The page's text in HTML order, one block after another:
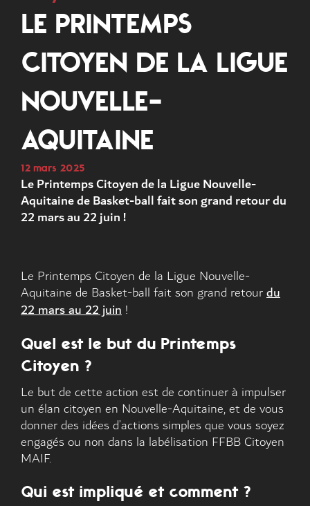
LE PRINTEMPS
CITOYEN DE LA LIGUE
NOUVELLE-
AQUITAINE
12 mars 2025
Le Printemps Citoyen de la Ligue Nouvelle-
Aquitaine de Basket-ball fait son grand retour du
22 mars au 22 juin !
Le Printemps Citoyen de la Ligue Nouvelle-
Aquitaine de Basket-ball fait son grand retourdu
22 mars au 22 juin !
Quel est le but du Printemps
Citoyen ?
Le but de cette action est de continuer à impulser
un élan citoyen en Nouvelle-Aquitaine, et de vous
donner des idées d’actions simples que vous soyez
engagés ou non dans la labélisation FFBB Citoyen
MAIF.
Qui est impliqué et comment ?